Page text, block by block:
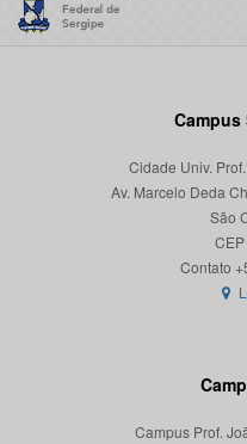
Campus
Cidade Univ.
Av. Marcelo Deda
São
Campus Prof.